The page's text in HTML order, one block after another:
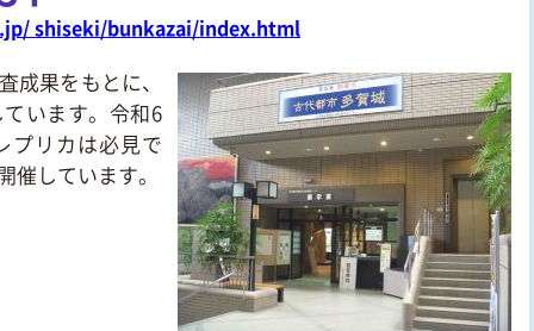
shiseki/bunkazai/index.html
成果をもとに、
います。令和6
プリカは必見で
しています。